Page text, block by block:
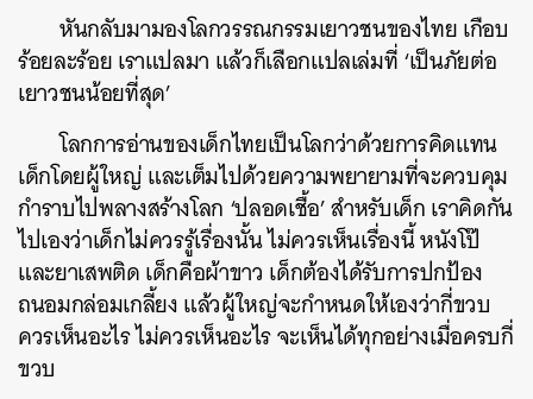
หันกลับมามองโลกวรรณกรรมเยาวชนของไทย เกือบ
ร้อยละร้อย เราแปลมา แล้วก็เลือกแปลเล่มที่ ‘เป็นภัยต่อ
เยาวชนน้อยที่สุด’
โลกการอ่านของเด็กไทยเป็นโลกว่าด้วยการคิดแทน
เด็กโดยผู้ใหญ่ และเต็มไปด้วยความพยายามที่จะควบคุม
กำราบไปพลางสร้างโลก ‘ปลอดเชื้อ’ สำหรับเด็ก เราคิดกัน
ไปเองว่าเด็กไม่ควรรู้เรื่องนั้น ไม่ควรเห็นเรื่องนี้ หนังโป๊
และยาเสพติด เด็กคือผ้าขาว เด็กต้องได้รับการปกป้อง
ถนอมกล่อมเกลี้ยง แล้วผู้ใหญ่จะกำหนดให้เองว่ากี่ขวบ
ควรเห็นอะไร ไม่ควรเห็นอะไร จะเห็นได้ทุกอย่างเมื่อครบกี่
ขวบ